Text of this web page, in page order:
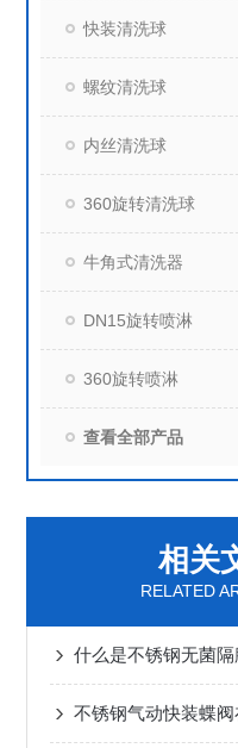
快装清洗球
螺纹清洗球
内丝清洗球
360旋转清洗球
牛角式清洗器
DN15旋转喷淋
360旋转喷淋
查看全部产品
相关
RELATED
不锈钢气动快装蝶